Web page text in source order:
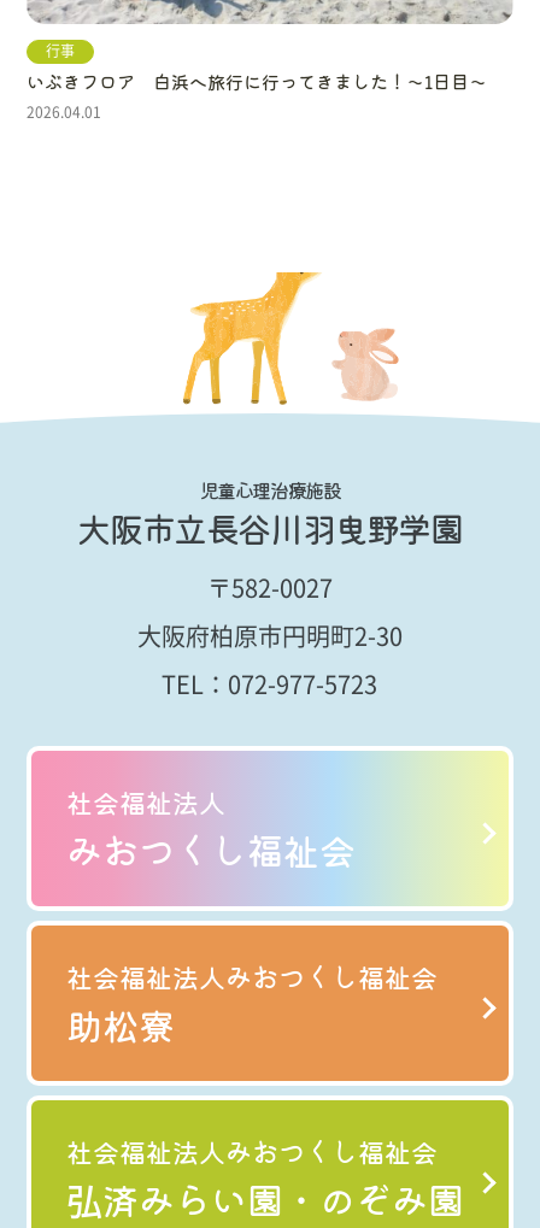
行事
いぶきフロア 白浜へ旅行に行ってきました！～1日目～
2026.04.01
児童心理治療施設
大阪市立長谷川羽曳野学園
〒582-0027
大阪府柏原市円明町2-30
TEL： 072-977-5723
社会福祉法人
みおつくし福祉会
社会福祉法人みおつくし福祉会
助松寮
社会福祉法人みおつくし福祉会
弘済みらい園・のぞみ園